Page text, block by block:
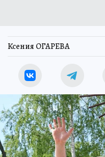
Ксения ОГАРЕВА